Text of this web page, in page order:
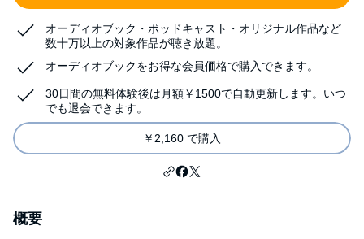
オーディオブック・ポッドキャスト・オリジナル作品など
数十万以上の対象作品が聴き放題。
オーディオブックをお得な会員価格で購入できます。
30日間の無料体験後は月額￥1500で自動更新します。いつ
でも退会できます。
￥2,160 で購入
概要